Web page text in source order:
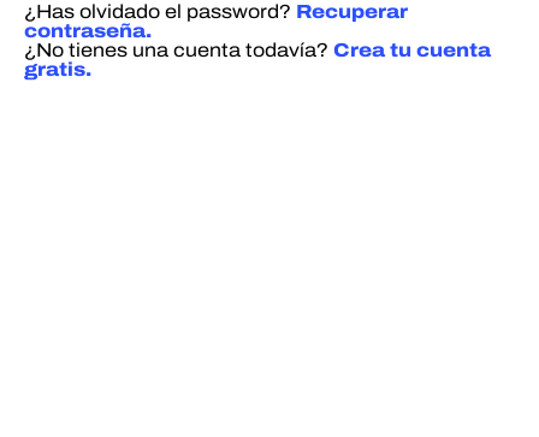
¿Has olvidado el password? Recuperar
contraseña.
¿No tienes una cuenta todavía? Crea tu cuenta
gratis.